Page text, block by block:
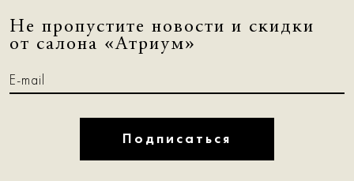
Не пропустите новости и скидки
от салона «Атриум»
Подписаться